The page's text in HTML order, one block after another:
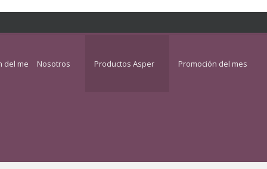
mes Albums de Fotos
Nosotros Productos Asper Promoción del mes